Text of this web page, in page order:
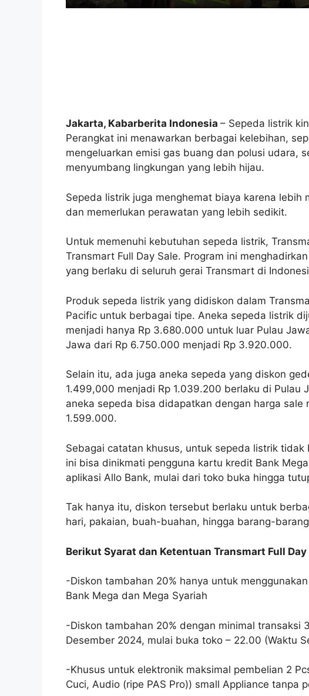
Jakarta, Kabarberita Indonesia – Sepeda listrik
Perangkat ini menawarkan berbagai kelebihan,
mengeluarkan emisi gas buang dan polusi udara,
menyumbang lingkungan yang lebih hijau.
Sepeda listrik juga menghemat biaya karena
dan memerlukan perawatan yang lebih sedikit.
Untuk memenuhi kebutuhan sepeda listrik,
Transmart Full Day Sale. Program ini
yang berlaku di seluruh gerai Transmart di
Produk sepeda listrik yang didiskon dalam
Pacific untuk berbagai tipe. Aneka sepeda listrik
menjadi hanya Rp 3.680.000 untuk luar Pulau
Jawa dari Rp 6.750.000 menjadi Rp 3.920.000.
Selain itu, ada juga aneka sepeda yang diskon
1.499,000 menjadi Rp 1.039.200 berlaku di Pulau
aneka sepeda bisa didapatkan dengan harga sale
1.599.000.
Sebagai catatan khusus, untuk sepeda listrik
ini bisa dinikmati pengguna kartu kredit Bank
aplikasi Allo Bank, mulai dari toko buka hingga
Tak hanya itu, diskon tersebut berlaku untuk
hari, pakaian, buah-buahan, hingga barang-
Berikut Syarat dan Ketentuan Transmart Full Day
-Diskon tambahan 20% hanya untuk
Bank Mega dan Mega Syariah
-Diskon tambahan 20% dengan minimal transaksi
Desember 2024, mulai buka toko – 22.00 (Waktu
-Khusus untuk elektronik maksimal pembelian 2
Cuci, Audio (ripe PAS Pro)) small Appliance tanpa